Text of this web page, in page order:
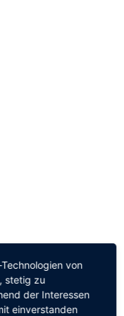
von
stetig zu
der Interessen
einverstanden